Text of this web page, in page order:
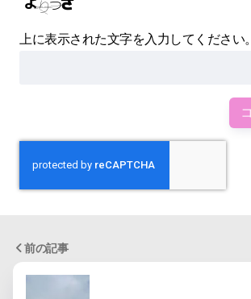
上に表示された文字を入力してください。
前の記事